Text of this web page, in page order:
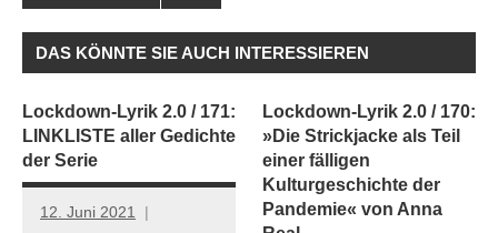
DAS KÖNNTE SIE AUCH INTERESSIEREN
Lockdown-Lyrik 2.0 / 171:
LINKLISTE aller Gedichte
der Serie
12. Juni 2021
Lockdown-Lyrik 2.0 / 170:
»Die Strickjacke als Teil
einer fälligen
Kulturgeschichte der
Pandemie« von Anna